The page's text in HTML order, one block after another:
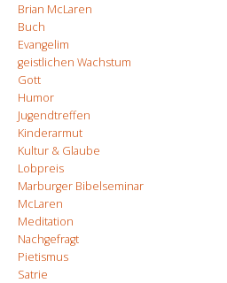
Brian McLaren
Buch
Evangelim
geistlichen Wachstum
Gott
Humor
Jugendtreffen
Kinderarmut
Kultur & Glaube
Lobpreis
Marburger Bibelseminar
McLaren
Meditation
Nachgefragt
Pietismus
Satrie